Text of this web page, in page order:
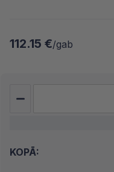
112.15 €/gab
KOPĀ: